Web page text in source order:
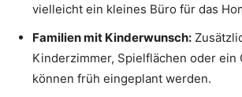
vielleicht ein kleines Büro für das
Familien mit Kinderwunsch:
Kinderzimmer, Spielflächen oder ein
können früh eingeplant werden.